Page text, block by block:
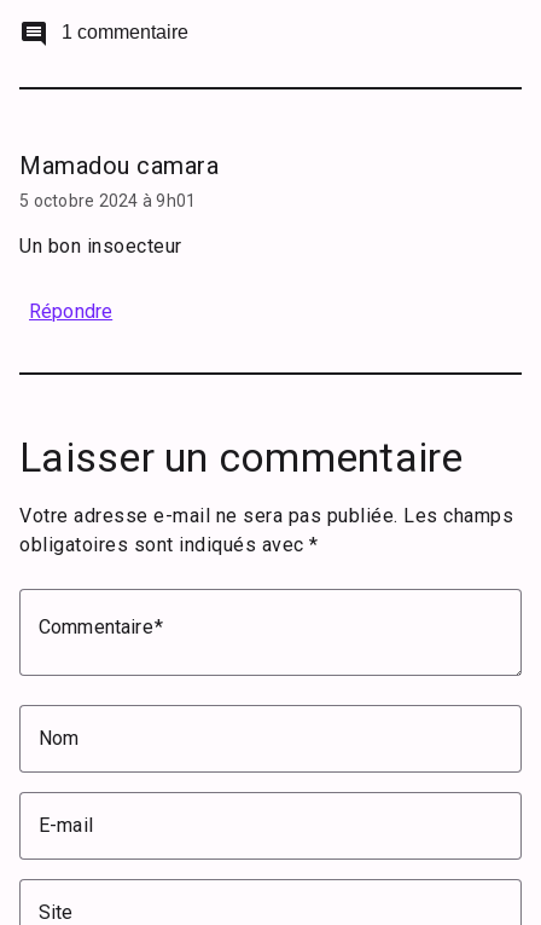
comment 1 commentaire
Mamadou camara
5 octobre 2024 à 9h01
Un bon insoecteur
Répondre
Laisser un commentaire
Votre adresse e-mail ne sera pas publiée. Les champs
obligatoires sont indiqués avec *
Commentaire
Nom
E-mail
Site